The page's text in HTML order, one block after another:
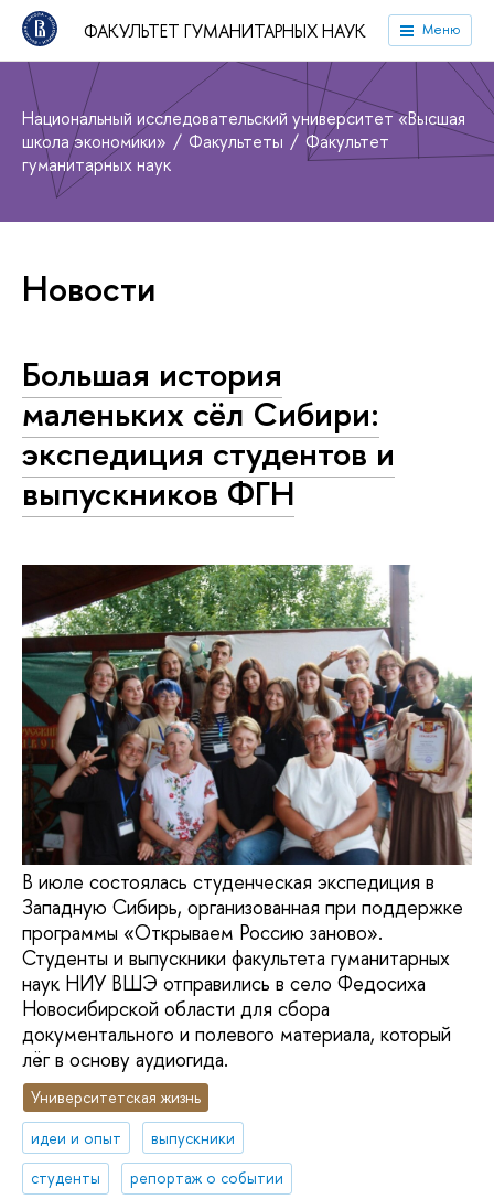
ФАКУЛЬТЕТ ГУМАНИТАРНЫХ НАУК Меню
Национальный исследовательский университет «Высшая
школа экономики»
Факультеты
Факультет
гуманитарных наук
Новости
Большая история
маленьких сёл Сибири:
экспедиция студентов и
выпускников ФГН
В июле состоялась студенческая экспедиция в
Западную Сибирь, организованная при поддержке
программы «Открываем Россию заново».
Студенты и выпускники факультета гуманитарных
наук НИУ ВШЭ отправились в село Федосиха
Новосибирской области для сбора
документального и полевого материала, который
лёг в основу аудиогида.
Университетская жизнь
идеи и опыт
выпускники
студенты
репортаж о событии